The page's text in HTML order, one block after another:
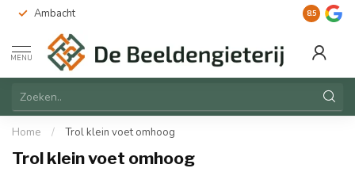
Ambacht Duurzaam
8.5
MENU
Home / Trol klein voet omhoog
Trol klein voet omhoog